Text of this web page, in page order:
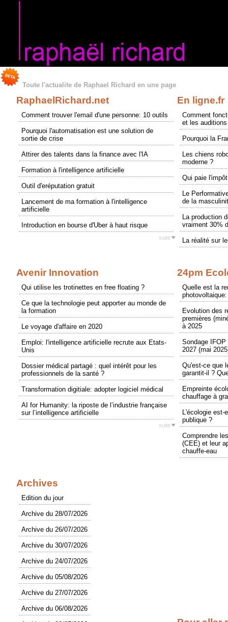
Toute l'actualite de Raphael Richard en une page
RaphaelRichard.net
Comment trouver l'email d'une personne: 10 outils
Pourquoi l'automatisation est une solution de
sortie de crise
Attirer des talents dans la finance avec l'IA
Formation à l'intelligence artificielle
Outil d'eréputation gratuit
Lancement de ma formation à l'intelligence
artificielle
Introduction en bourse d'Uber à haut risque
suite
En ligne.fr
Comment
et les
Pourquoi la
Les chiens
moderne ?
Qui paie
Le
de la
La production
vraiment 30%
La réalité sur
Avenir Innovation
Qui utilise les trotinettes en free floating ?
Ce que la technologie peut apporter au monde de
la formation
Le voyage d'affaire en 2020
Emploi: l'intelligence artificielle recrute aux Etats-
Unis
Dossier médical partagé : quel intérêt pour les
professionnels de la santé ?
Transformation digitiale: adopter logiciel médical
AI for Humanity: la riposte de l’industrie française
sur l’intelligence artificielle
suite
24pm
Quelle est la
Evolution des
premières
à 2025
Sondage IFOP
2027 (mai
Qu'est-ce que
garantit-il ?
Empreinte
chauffage à
L'écologie est-
publique ?
Comprendre
(CEE) et leur
chauffe-eau
Archives
Edition du jour
Archive du 28/07/2026
Archive du 26/07/2026
Archive du 30/07/2026
Archive du 24/07/2026
Archive du 05/08/2026
Archive du 27/07/2026
Archive du 06/08/2026